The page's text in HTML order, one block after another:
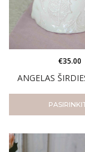
ANGELAS
€35.00